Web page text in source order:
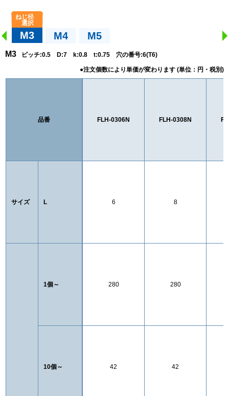
M3 M4 M5
M3 ピッチ:0.5 D:7 k:0.8 t:0.75 穴の番号:6(T6)
品番
サイズ L
1個～
10個～
FLH-0306N FLH-0308N
6 8
280 280
42 42